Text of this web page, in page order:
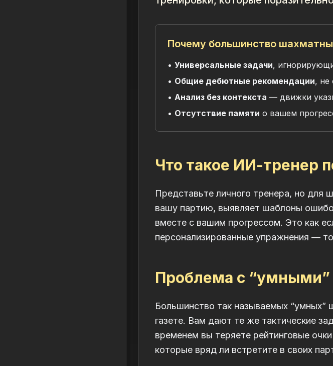
Почему большинство
• Универсальные задачи,
• Общие дебютные рекомендации, не
• Анализ без контекста — движки
• Отсутствие памяти о вашем
Что такое ИИ-тренер
Представьте личного тренера, но
вашу партию, выявляет шаблоны
вместе с вашим прогрессом. Это как
персонализированные упражнения —
Проблема с
Большинство так называемых “умных”
газете. Вам дают те же тактические
временем вы теряете рейтинговые
которые вряд ли встретите в своих